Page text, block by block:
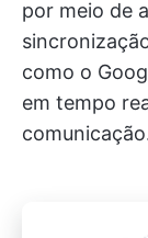
por meio de
como o
em tempo